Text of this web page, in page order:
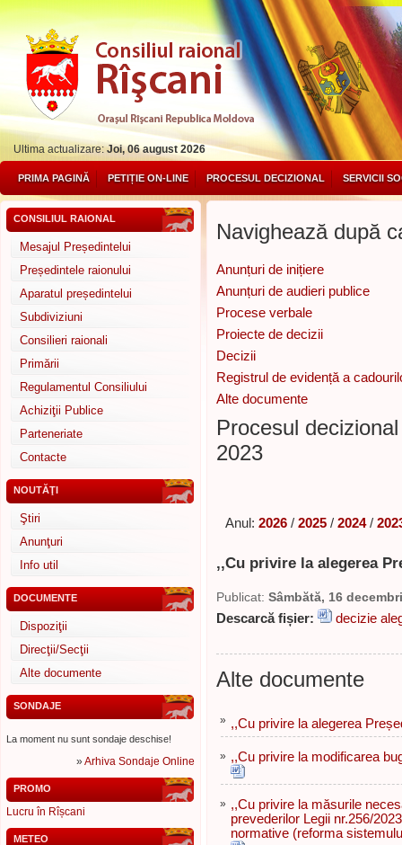
Ultima actualizare:Joi, 06 august 2026
PRIMA PAGINĂ PETIȚIE ON-LINE PROCESUL DECIZIONAL SERVICII
CONSILIUL RAIONAL
Mesajul Președintelui
Președintele raionului
Aparatul președintelui
Subdiviziuni
Consilieri raionali
Primării
Regulamentul Consiliului
Achiziţii Publice
Parteneriate
Contacte
NOUTĂŢI
Ştiri
Anunţuri
Info util
DOCUMENTE
Dispoziţii
Direcţii/Secţii
Alte documente
SONDAJE
La moment nu sunt sondaje deschise!
»Arhiva Sondaje Online
PROMO
Lucru în Rîșcani
METEO
Navighează după
Anunțuri de inițiere
Anunțuri de audieri publice
Procese verbale
Proiecte de decizii
Decizii
Registrul de evidență a
Alte documente
Procesul
2023
Anul: 2026 / 2025 / 2024/
,,Cu privire la alegerea
Publicat: Sâmbătă, 16
Descarcă fișier: decizie
Alte documente
» ,,Cu privire la alegerea
» ,,Cu privire la modificarea
» ,,Cu privire la măsurile
prevederilor Legii nr.256/
normative (reforma